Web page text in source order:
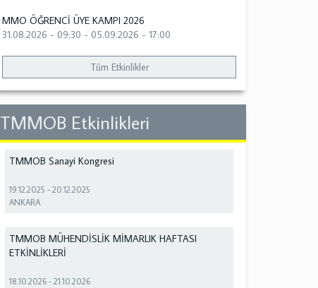
MMO ÖĞRENCİ ÜYE KAMPI 2026
31.08.2026 - 09:30 -05.09.2026 - 17:00
Tüm Etkinlikler
TMMOB Etkinlikleri
TMMOB Sanayi Kongresi
19.12.2025 -20.12.2025
ANKARA
TMMOB MÜHENDİSLİK MİMARLIK HAFTASI
ETKİNLİKLERİ
18.10.2026 -21.10.2026